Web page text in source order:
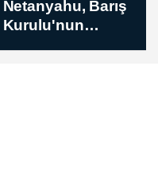
Husiler, Yemen'in
güneybatısındaki